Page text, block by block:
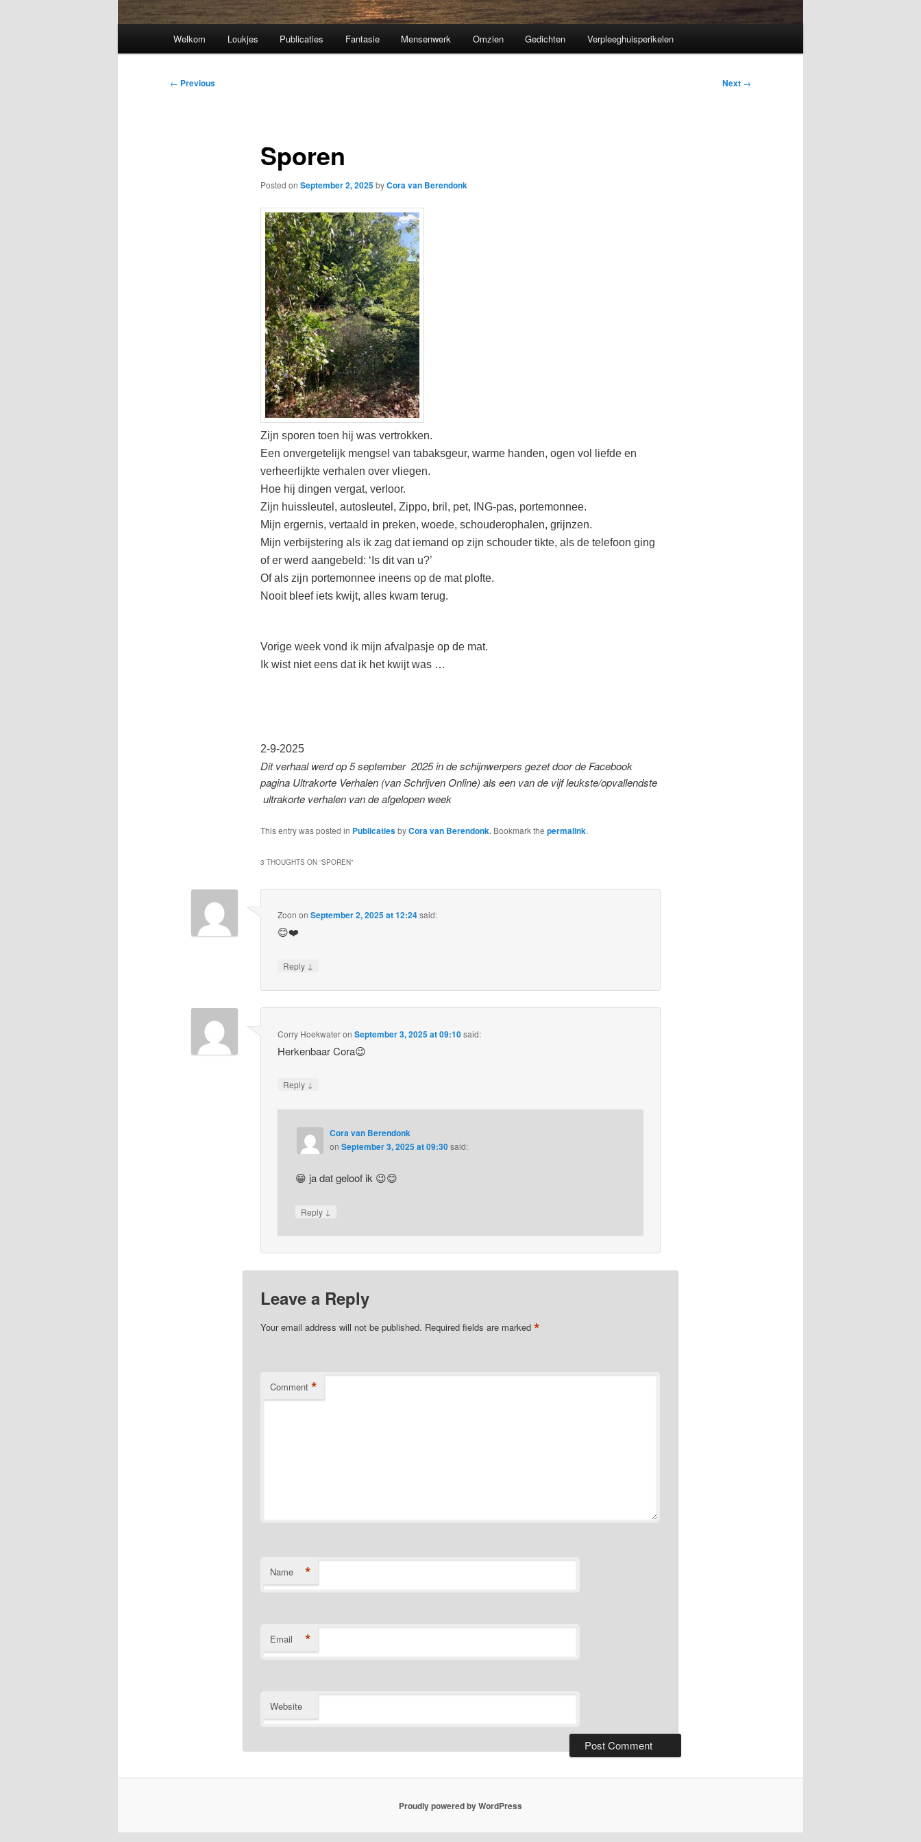
Welkom Loukjes Publicaties Fantasie Mensenwerk Omzien Gedichten Verpleeghuisperikelen
Post
← Previous Next →
Sporen
Posted on September 2, 2025byCora van Berendonk
Zijn sporen toen hij was vertrokken.
Een onvergetelijk mengsel van tabaksgeur, warme handen, ogen vol liefde en
verheerlijkte verhalen over vliegen.
Hoe hij dingen vergat, verloor.
Zijn huissleutel, autosleutel, Zippo, bril, pet, ING-pas, portemonnee.
Mijn ergernis, vertaald in preken, woede, schouderophalen, grijnzen.
Mijn verbijstering als ik zag dat iemand op zijn schouder tikte, als de telefoon ging
of er werd aangebeld: ‘Is dit van u?’
Of als zijn portemonnee ineens op de mat plofte.
Nooit bleef iets kwijt, alles kwam terug.
Vorige week vond ik mijn afvalpasje op de mat.
Ik wist niet eens dat ik het kwijt was …
2-9-2025
Dit verhaal werd op 5 september 2025 in de schijnwerpers gezet door de Facebook
pagina Ultrakorte Verhalen (van Schrijven Online) als een van de vijf leukste/opvallendste
ultrakorte verhalen van de afgelopen week
This entry was posted in PublicatiesbyCora van Berendonk. Bookmark the permalink.
3 THOUGHTS ON “SPOREN”
Zoon onSeptember 2, 2025 at 12:24said:
😊❤️
Reply ↓
Corry HoekwateronSeptember 3, 2025 at 09:10said:
Herkenbaar Cora😉
Reply ↓
Cora van Berendonk
on September 3, 2025 at 09:30said:
😁 ja dat geloof ik 😉😊
Reply ↓
Leave a Reply
Your email address will not be published. Required fields are marked *
Comment *
Name *
Email *
Website
Proudly powered by WordPress